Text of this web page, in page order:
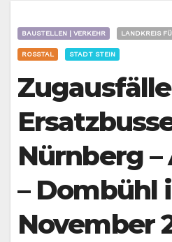
BAUSTELLEN | VERKEHR LANDKREIS
ROSSTAL STADT STEIN
Nürnberg –
– Dombühl
November